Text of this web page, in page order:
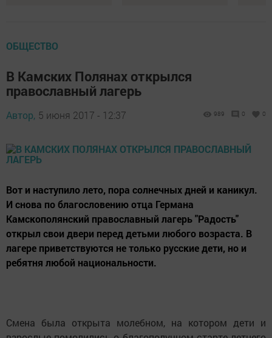
ОБЩЕСТВО
В Камских Полянах открылся
православный лагерь
Автор, 5 июня 2017 - 12:37 989 0 0
Вот и наступило лето, пора солнечных дней и каникул.
И снова по благословению отца Германа
Камскополянский православный лагерь "Радость"
открыл свои двери перед детьми любого возраста. В
лагере приветствуются не только русские дети, но и
ребятня любой национальности.
Смена была открыта молебном, на котором дети и